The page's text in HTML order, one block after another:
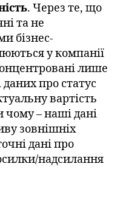
. Через те, що
та не
бізнес-
у компанії
лише
про статус
вартість
чому – наші дані
зовнішніх
дані про
надсилання